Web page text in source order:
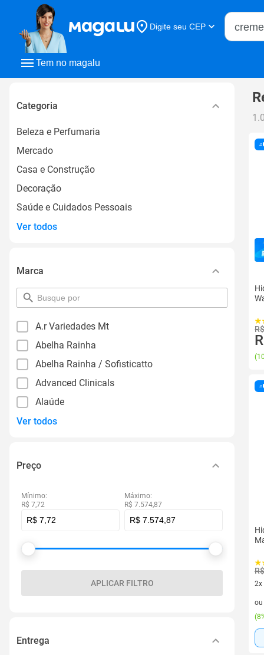
Tem no magalu
Digite seu CEP
Buscar
Categoria
Beleza e Perfumaria
Mercado
Casa e Construção
Decoração
Saúde e Cuidados Pessoais
Ver todos
Marca
pesquisar
por
A.r Variedades Mt
Abelha Rainha
Abelha Rainha / Sofisticatto
Advanced Clinicals
Alaúde
Ver todos
Preço
Mínimo:
R$ 7,72
Máximo:
R$ 7.574,87
APLICAR FILTRO
Entrega
(
2x
2
ou
(